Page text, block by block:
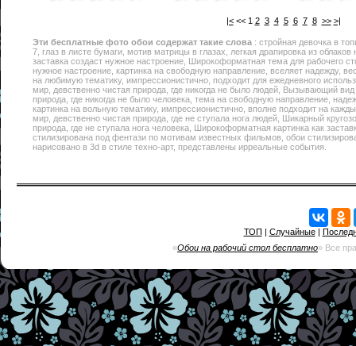
|< << 1 2 3 4 5 6 7 8 >> >|
Эти бесплатные фото обои содержат такие слова : стройная девочка в
7, глаз в листе бумаги, мотив матрицы в глазах, легкая драпировка из
заставка создаст нужное настроение, Широкоформатная тема для рабочего
нужное настроение, картинка на свободную направление, вселяет надежду,
на любимую тематику, импрессионистично, подходит для ежедневного
мир, девственно чистая природа, где никогда не было людей, Вызывающий
природа, где никогда не было человека, тема на свободную направление,
картинка на вольную тематику, импрессионистично, вполне подходит на
мир, девственно чистая природа, где не ступала нога людей, Шикарный
природа, где не ступала нога человека, Широкоформатная картинка как
стилизирована под фентази по мотивам известных фильмов, обои
нарисовано в 3d в стиле техно-арт, представлены ирреальные события.
ТОП | Случайные|
«Обои на рабочий стол бесплатно» Все